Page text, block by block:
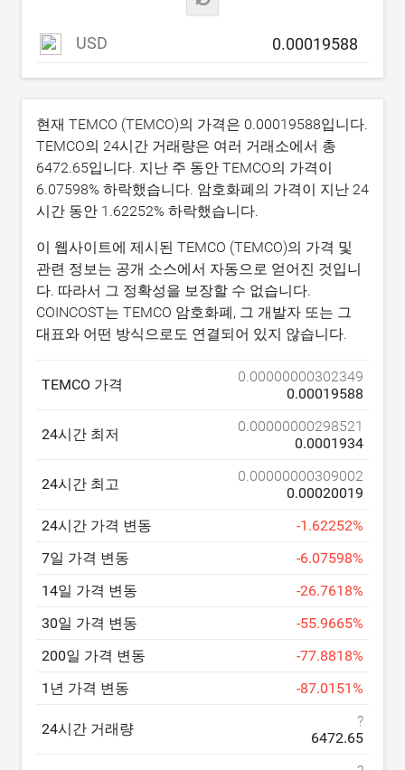
USD
현재 TEMCO (TEMCO)의 가격은 0.00019588입니다.
TEMCO의 24시간 거래량은 여러 거래소에서 총
6472.65입니다. 지난 주 동안 TEMCO의 가격이
6.07598% 하락했습니다. 암호화폐의 가격이 지난 24
시간 동안 1.62252% 하락했습니다.
이 웹사이트에 제시된 TEMCO (TEMCO)의 가격 및
관련 정보는 공개 소스에서 자동으로 얻어진 것입니
다. 따라서 그 정확성을 보장할 수 없습니다.
COINCOST는 TEMCO 암호화폐, 그 개발자 또는 그
대표와 어떤 방식으로도 연결되어 있지 않습니다.
TEMCO 가격
0.00000000302349
0.00019588
24시간 최저
0.00000000298521
0.0001934
24시간 최고
0.00000000309002
0.00020019
24시간 가격 변동
-1.62252%
7일 가격 변동
-6.07598%
14일 가격 변동
-26.7618%
30일 가격 변동
-55.9665%
200일 가격 변동
-77.8818%
1년 가격 변동
-87.0151%
24시간 거래량
?
6472.65